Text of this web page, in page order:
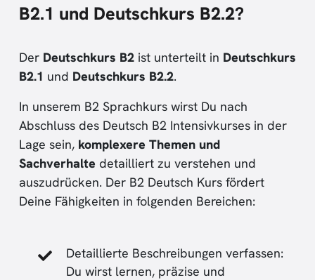
B2.1 und Deutschkurs B2.2?
Der Deutschkurs B2 ist unterteilt in Deutschkurs
B2.1 und Deutschkurs B2.2.
In unserem B2 Sprachkurs wirst Du nach
Abschluss des Deutsch B2 Intensivkurses in der
Lage sein, komplexere Themen und
Sachverhalte detailliert zu verstehen und
auszudrücken. Der B2 Deutsch Kurs fördert
Deine Fähigkeiten in folgenden Bereichen:
Detaillierte Beschreibungen verfassen:
Du wirst lernen, präzise und